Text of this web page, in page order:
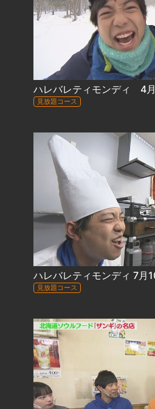
見放題コース
見放題コース